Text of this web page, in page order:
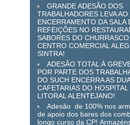
GRANDE ADESÃO DOS
TRABALHADORES LEVA AO
ENCERRAMENTO DA SALA
REFEIÇÕES NO
SABORES DO
CENTRO COMERCIAL
SINTRA!
ADESÃO TOTAL À
POR PARTE DOS
DO SUCH ENCERRA AS
CAFETARIAS DO HOSPITAL
LITORAL ALENTEJANO!
Adesão de 100% nos
de apoio dos bares dos
longo curso da CP!